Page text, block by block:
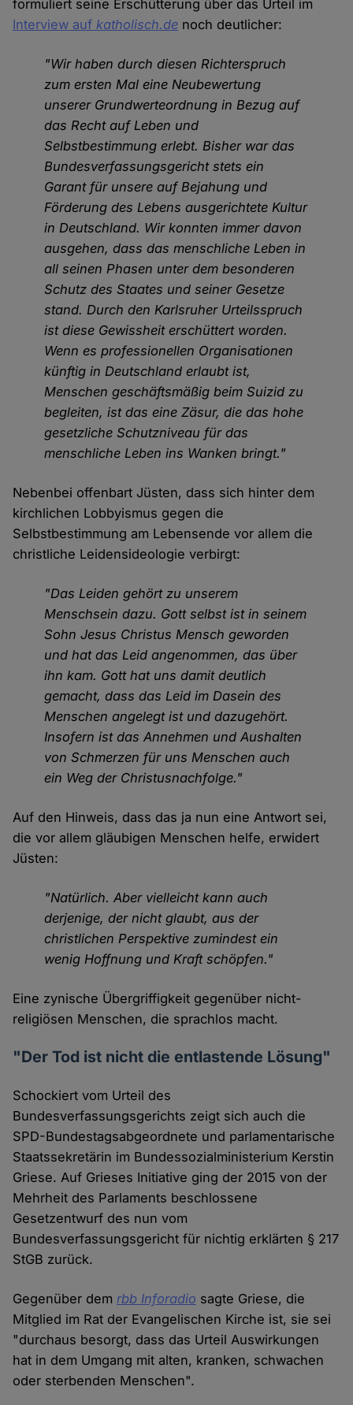
formuliert seine Erschütterung über das Urteil im
Interview aufkatholisch.de noch deutlicher:
"Wir haben durch diesen Richterspruch
zum ersten Mal eine Neubewertung
unserer Grundwerteordnung in Bezug auf
das Recht auf Leben und
Selbstbestimmung erlebt. Bisher war das
Bundesverfassungsgericht stets ein
Garant für unsere auf Bejahung und
Förderung des Lebens ausgerichtete Kultur
in Deutschland. Wir konnten immer davon
ausgehen, dass das menschliche Leben in
all seinen Phasen unter dem besonderen
Schutz des Staates und seiner Gesetze
stand. Durch den Karlsruher Urteilsspruch
ist diese Gewissheit erschüttert worden.
Wenn es professionellen Organisationen
künftig in Deutschland erlaubt ist,
Menschen geschäftsmäßig beim Suizid zu
begleiten, ist das eine Zäsur, die das hohe
gesetzliche Schutzniveau für das
menschliche Leben ins Wanken bringt."
Nebenbei offenbart Jüsten, dass sich hinter dem
kirchlichen Lobbyismus gegen die
Selbstbestimmung am Lebensende vor allem die
christliche Leidensideologie verbirgt:
"Das Leiden gehört zu unserem
Menschsein dazu. Gott selbst ist in seinem
Sohn Jesus Christus Mensch geworden
und hat das Leid angenommen, das über
ihn kam. Gott hat uns damit deutlich
gemacht, dass das Leid im Dasein des
Menschen angelegt ist und dazugehört.
Insofern ist das Annehmen und Aushalten
von Schmerzen für uns Menschen auch
ein Weg der Christusnachfolge."
Auf den Hinweis, dass das ja nun eine Antwort sei,
die vor allem gläubigen Menschen helfe, erwidert
Jüsten:
"Natürlich. Aber vielleicht kann auch
derjenige, der nicht glaubt, aus der
christlichen Perspektive zumindest ein
wenig Hoffnung und Kraft schöpfen."
Eine zynische Übergriffigkeit gegenüber nicht-
religiösen Menschen, die sprachlos macht.
"Der Tod ist nicht die entlastende Lösung"
Schockiert vom Urteil des
Bundesverfassungsgerichts zeigt sich auch die
SPD-Bundestagsabgeordnete und parlamentarische
Staatssekretärin im Bundessozialministerium Kerstin
Griese. Auf Grieses Initiative ging der 2015 von der
Mehrheit des Parlaments beschlossene
Gesetzentwurf des nun vom
Bundesverfassungsgericht für nichtig erklärten § 217
StGB zurück.
Gegenüber demrbb Inforadio sagte Griese, die
Mitglied im Rat der Evangelischen Kirche ist, sie sei
"durchaus besorgt, dass das Urteil Auswirkungen
hat in dem Umgang mit alten, kranken, schwachen
oder sterbenden Menschen".